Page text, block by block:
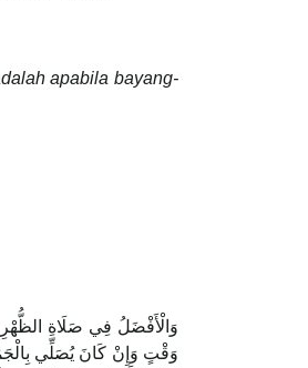
apabila bayang-
وَالْأَفْضَلُ فِي صَلَاةِ
وَقْتٍ وَإِنْ كَانَ يُصَلِّي